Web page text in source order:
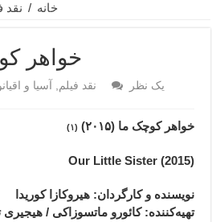
خانه / نقد
خواهر
نقد فیلم آسیا و
یک نظر
خواهر کوچک ما (۲۰۱۵) (۱)
(2015) Our Little Sister
نویسنده و کارگردان: هیروکازا کوریدا
تهیه‌کننده: کائورو ماتسوزاکی /